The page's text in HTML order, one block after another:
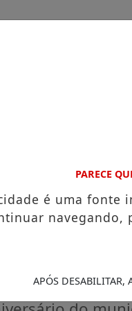
COM ATUAÇÃO
com
PARECE
é uma fonte
navegando,
APÓS DESABILITAR,